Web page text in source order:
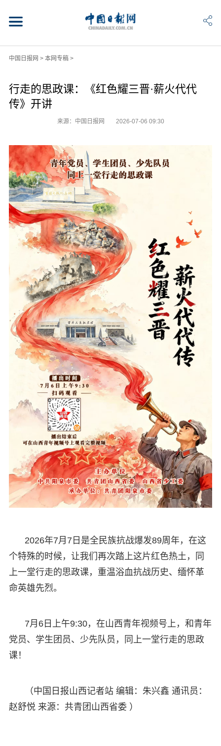
中国日报网 > 本网专稿>
行走的思政课：《红色耀三晋·薪火代代
传》开讲
来源：中国日报网 2026-07-06 09:30
2026年7月7日是全民族抗战爆发89周年，在这
个特殊的时候，让我们再次踏上这片红色热土，同
上一堂行走的思政课，重温浴血抗战历史、缅怀革
命英雄先烈。
7月6日上午9:30，在山西青年视频号上，和青年
党员、学生团员、少先队员，同上一堂行走的思政
课！
（中国日报山西记者站 编辑：朱兴鑫 通讯员：
赵舒悦 来源：共青团山西省委 ）